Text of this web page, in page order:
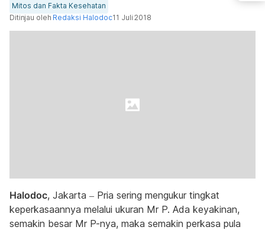
Mitos dan Fakta Kesehatan
Ditinjau oleh Redaksi Halodoc11 Juli 2018
Halodoc, Jakarta – Pria sering mengukur tingkat
keperkasaannya melalui ukuran Mr P. Ada keyakinan,
semakin besar Mr P-nya, maka semakin perkasa pula